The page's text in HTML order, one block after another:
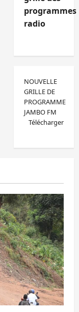
programmes
radio
NOUVELLE
GRILLE DE
PROGRAMME
JAMBO FM
Télécharger